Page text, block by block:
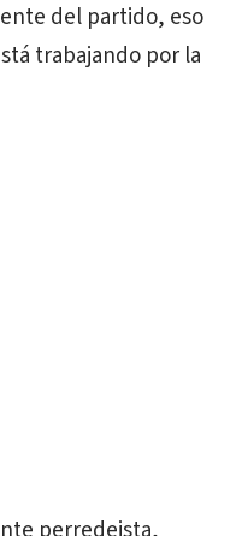
del partido, eso
trabajando por la